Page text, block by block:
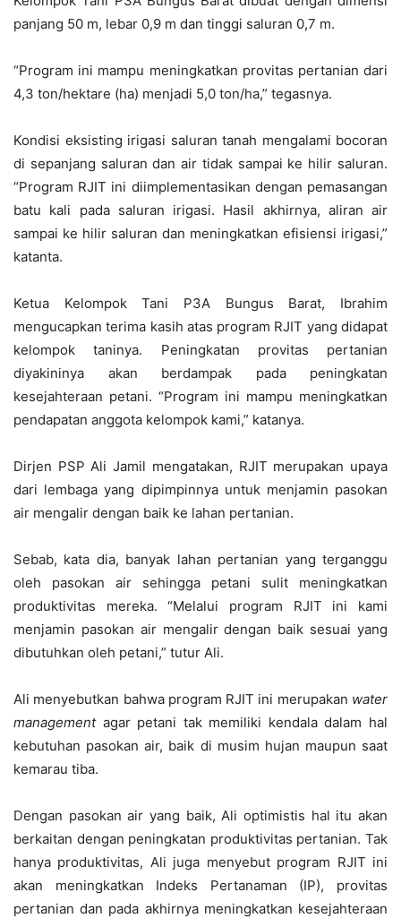
panjang 50 m, lebar 0,9 m dan tinggi saluran 0,7 m.
“Program ini mampu meningkatkan provitas pertanian dari
4,3 ton/hektare (ha) menjadi 5,0 ton/ha,” tegasnya.
Kondisi eksisting irigasi saluran tanah mengalami bocoran
di sepanjang saluran dan air tidak sampai ke hilir saluran.
“Program RJIT ini diimplementasikan dengan pemasangan
batu kali pada saluran irigasi. Hasil akhirnya, aliran air
sampai ke hilir saluran dan meningkatkan efisiensi irigasi,”
katanta.
Ketua Kelompok Tani P3A Bungus Barat, Ibrahim
mengucapkan terima kasih atas program RJIT yang didapat
kelompok taninya. Peningkatan provitas pertanian
diyakininya akan berdampak pada peningkatan
kesejahteraan petani. “Program ini mampu meningkatkan
pendapatan anggota kelompok kami,” katanya.
Dirjen PSP Ali Jamil mengatakan, RJIT merupakan upaya
dari lembaga yang dipimpinnya untuk menjamin pasokan
air mengalir dengan baik ke lahan pertanian.
Sebab, kata dia, banyak lahan pertanian yang terganggu
oleh pasokan air sehingga petani sulit meningkatkan
produktivitas mereka. “Melalui program RJIT ini kami
menjamin pasokan air mengalir dengan baik sesuai yang
dibutuhkan oleh petani,” tutur Ali.
Ali menyebutkan bahwa program RJIT ini merupakan water
managementagar petani tak memiliki kendala dalam hal
kebutuhan pasokan air, baik di musim hujan maupun saat
kemarau tiba.
Dengan pasokan air yang baik, Ali optimistis hal itu akan
berkaitan dengan peningkatan produktivitas pertanian. Tak
hanya produktivitas, Ali juga menyebut program RJIT ini
akan meningkatkan Indeks Pertanaman (IP), provitas
pertanian dan pada akhirnya meningkatkan kesejahteraan